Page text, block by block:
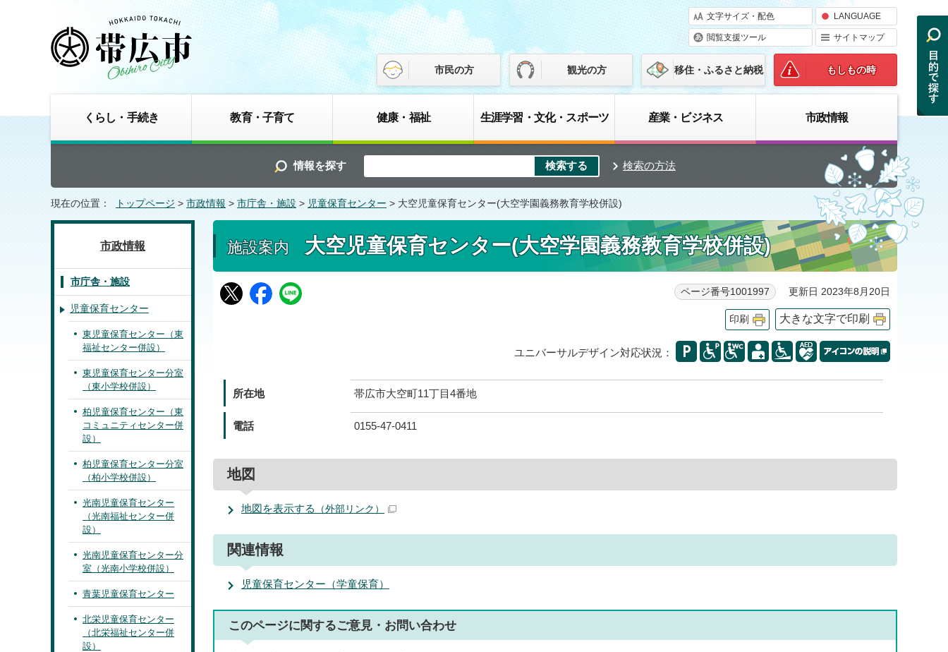
文字サイズ・配色 LANGUAGE
閲覧支援ツール サイトマップ
市民の方 観光の方 移住・ふるさと納税 もしもの時
くらし・手続き 教育・子育て 健康・福祉 生涯学習・文化・スポーツ 産業・ビジネス 市政情報
情報を探す 検索の方法
現在の位置： トップページ > 市政情報 > 市庁舎・施設 > 児童保育センター > 大空児童保育センター(大空学園義務教育学校併設)
施設案内 大空児童保育センター(大空学園義務教育学校併設)
ページ番号1001997 更新日 2023年8月20日
印刷 大きな文字で印刷
ユニバーサルデザイン対応状況：
所在地 帯広市大空町11丁目4番地
電話 0155-47-0411
地図
地図を表示する （外部リンク）
関連情報
児童保育センター（学童保育）
このページに関するご意見・お問い合わせ
市政情報
市庁舎・施設
児童保育センター
東児童保育センター（東
福祉センター併設）
東児童保育センター分室
（東小学校併設）
柏児童保育センター（東
コミュニティセンター併
設）
柏児童保育センター分室
（柏小学校併設）
光南児童保育センター
（光南福祉センター併
設）
光南児童保育センター分
室（光南小学校併設）
青葉児童保育センター
北栄児童保育センター
（北栄福祉センター併
設）